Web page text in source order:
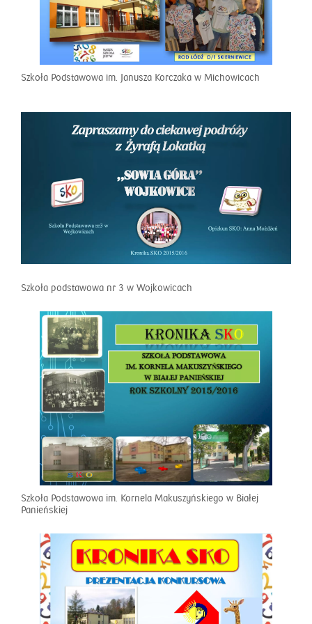
Szkoła Podstawowa im. Janusza Korczaka w Michowicach
Szkoła podstawowa nr 3 w Wojkowicach
Szkoła Podstawowa im. Kornela Makuszyńskiego w Białej
Panieńskiej